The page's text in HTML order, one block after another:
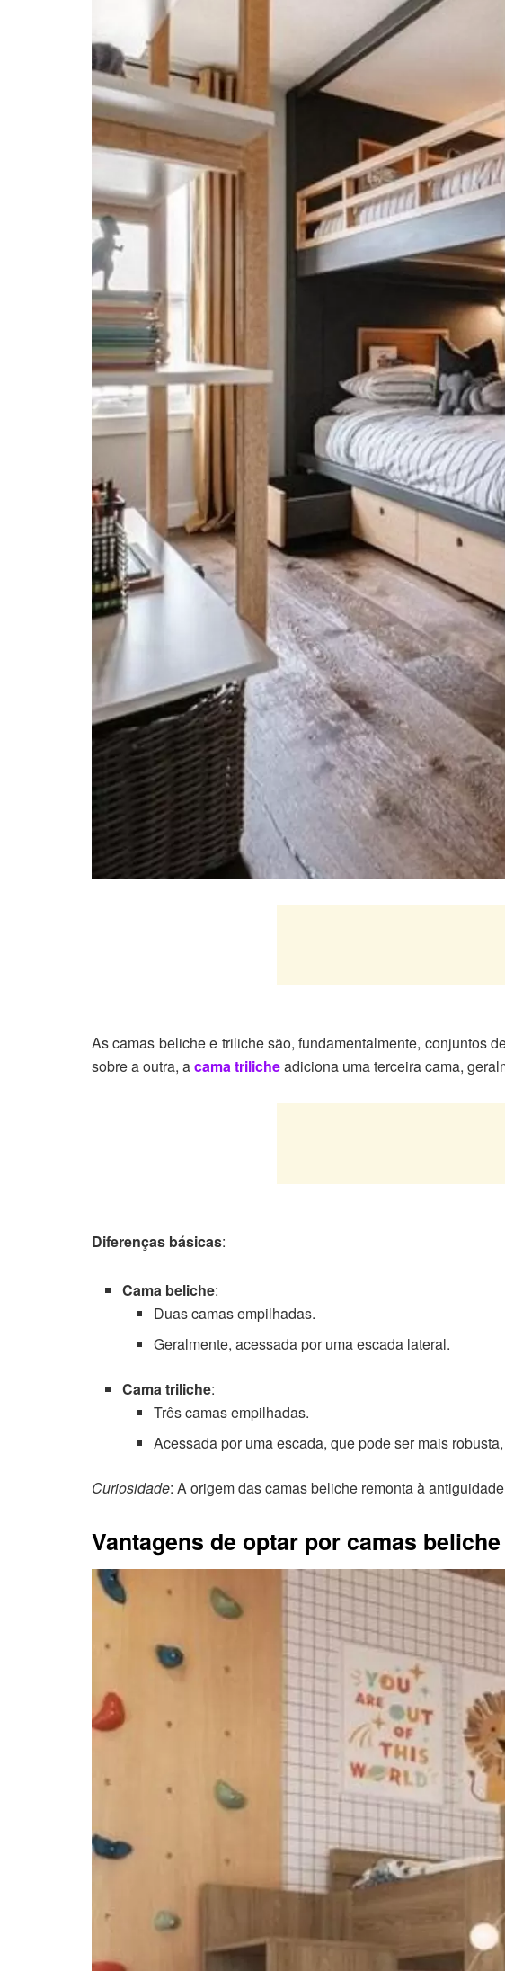
As camas beliche e triliche são, fundamentalmente, conjuntos
sobre a outra, acama trilicheadiciona uma terceira cama,
Diferenças básicas:
Cama beliche:
Duas camas empilhadas.
Geralmente, acessada por uma escada lateral.
Cama triliche:
Três camas empilhadas.
Acessada por uma escada, que pode ser mais
Curiosidade: A origem das camas beliche remonta à
Vantagens de optar por camas